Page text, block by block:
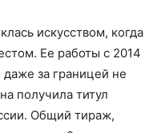
искусством, когда
Ее работы с 2014
даже за границей не
получила титул
Общий тираж,